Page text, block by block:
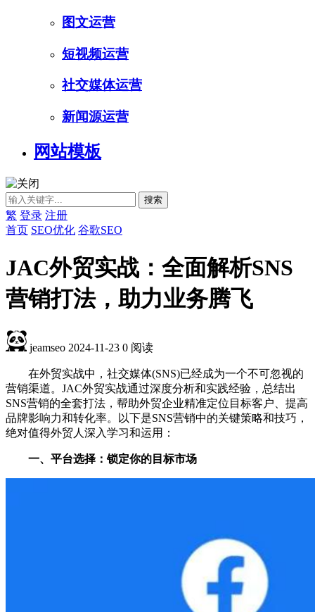
图文运营
短视频运营
社交媒体运营
新闻源运营
网站模板
繁 登录 注册
首页 SEO优化 谷歌SEO
JAC外贸实战：全面解析SNS
营销打法，助力业务腾飞
jeamseo 2024-11-23 0 阅读
在外贸实战中，社交媒体(SNS)已经成为一个不可忽视的
营销渠道。JAC外贸实战通过深度分析和实践经验，总结出
SNS营销的全套打法，帮助外贸企业精准定位目标客户、提高
品牌影响力和转化率。以下是SNS营销中的关键策略和技巧，
绝对值得外贸人深入学习和运用：
一、平台选择：锁定你的目标市场